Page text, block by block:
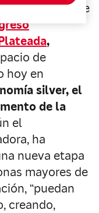
durante
,
de
hoy en
silver, el
de la
el
ha
nueva etapa
mayores de
“puedan
creando,